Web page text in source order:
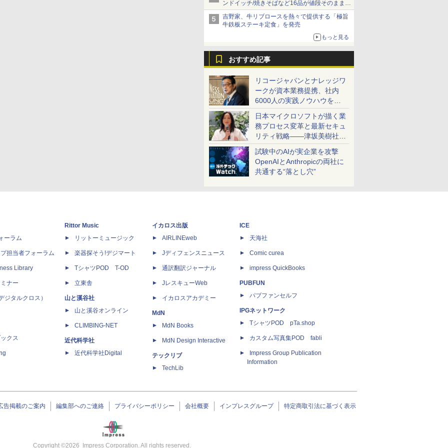
ンドイッチ/焼きそばなど16品が値段そのままで
ボリュームアップ
吉野家、牛リブロースを熱々で提供する「極旨
牛鉄板ステーキ定食」を発売
もっと見る
おすすめ記事
リコージャパンとナレッジワ
ークが資本業務提携、社内
6000人の実践ノウハウを生
かした「AI商談記録 for
RICOH」を展開へ
日本マイクロソフトが描く業
務プロセス変革と最新セキュ
リティ戦略――津坂美樹社長
が2027年度戦略を説明
試験中のAIが実企業を攻撃
OpenAIとAnthropicの両社に
共通する“落とし穴”
ーラム
担当者フォーラム
Library
ナー
ジタルクロス）
クス
Rittor Music
リットーミュージック
楽器探そう!デジマート
TシャツPOD T-OD
立東舎
山と溪谷社
山と溪谷オンライン
CLIMBING-NET
近代科学社
近代科学社Digital
イカロス出版
AIRLINEweb
Jディフェンスニュース
通訳翻訳ジャーナル
JレスキューWeb
イカロスアカデミー
MdN
MdN Books
MdN Design Interactive
テックリブ
TechLib
ICE
天海社
Comic curea
impress QuickBooks
PUBFUN
パブファンセルフ
IPGネットワーク
TシャツPOD pTa.shop
カスタム写真集POD fabli
Impress Group Publication
Information
告掲載のご案内 編集部へのご連絡 プライバシーポリシー 会社概要 インプレスグループ 特定商取引法に基づく表示
Copyright ©2026 Impress Corporation. All rights reserved.